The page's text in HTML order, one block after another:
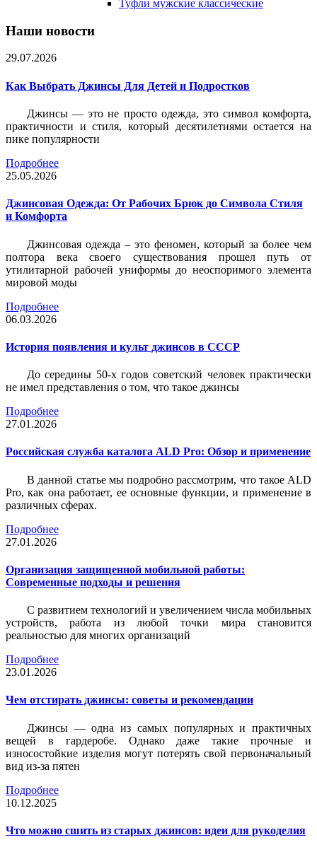
Туфли мужские классические
Наши новости
29.07.2026
Как Выбрать Джинсы Для Детей и Подростков
Джинсы — это не просто одежда, это символ комфорта,
практичности и стиля, который десятилетиями остается на
пике популярности
Подробнее
25.05.2026
Джинсовая Одежда: От Рабочих Брюк до Символа Стиля
и Комфорта
Джинсовая одежда – это феномен, который за более чем
полтора века своего существования прошел путь от
утилитарной рабочей униформы до неоспоримого элемента
мировой моды
Подробнее
06.03.2026
История появления и культ джинсов в СССР
До середины 50-х годов советский человек практически
не имел представления о том, что такое джинсы
Подробнее
27.01.2026
Российская служба каталога ALD Pro: Обзор и применение
В данной статье мы подробно рассмотрим, что такое ALD
Pro, как она работает, ее основные функции, и применение в
различных сферах.
Подробнее
27.01.2026
Организация защищенной мобильной работы:
Современные подходы и решения
С развитием технологий и увеличением числа мобильных
устройств, работа из любой точки мира становится
реальностью для многих организаций
Подробнее
23.01.2026
Чем отстирать джинсы: советы и рекомендации
Джинсы — одна из самых популярных и практичных
вещей в гардеробе. Однако даже такие прочные и
износостойкие изделия могут потерять свой первоначальный
вид из-за пятен
Подробнее
10.12.2025
Что можно сшить из старых джинсов: идеи для рукоделия